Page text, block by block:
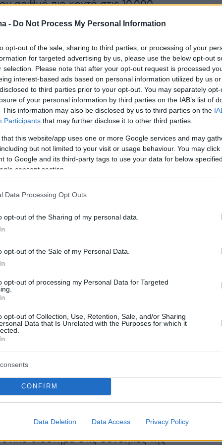
- Do Not Process My Personal Information
opt-out of the sale, sharing to third parties, or processing of your
for targeted advertising by us, please use the below opt-out
selection. Please note that after your opt-out request is processed
interest-based ads based on personal information utilized by us
to third parties prior to your opt-out. You may separately
of your personal information by third parties on the IAB’s list of
This information may also be disclosed by us to third parties on the
Participants that may further disclose it to other third parties.
that this website/app uses one or more Google services and may
but not limited to your visit or usage behaviour. You may
to Google and its third-party tags to use your data for below
consent section.
Data Processing Opt Outs
opt-out of the Sharing of my personal data.
opt-out of the Sale of my Personal Data.
opt-out of processing my Personal Data for Targeted
opt-out of Collection, Use, Retention, Sale, and/or Sharing
Data that Is Unrelated with the Purposes for which it
CONFIRM
Data Deletion Data Access Privacy Policy
αριθμό πιο κοντά στις 10.000.
κτίρια έχουν καταστραφεί
είναι τεράστια, καθώς σύμφωνα με τις
60.000 κτίρια έχουν υποστεί ζημιές ή
ειδικοί προειδοποιούν για μια νέα
καθώς χιλιάδες εκτοπισμένοι πολίτες
προσωρινά καταφύγια ή σε εξωτερικούς
πρόσβαση σε καθαρό νερό.
παραμένουν με τραύματα που δεν
ασθενειών, με το σύστημα Υγείας
να ανταποκριθεί.
en Venezuela son imágenes apocalípticas,
Azar (@RaymondAzarM)
και εξάπλωση ασθενειών
εμφανίσουν ασθενείς οι οποίοι έχουν
διάστημα στις συνθήκες της